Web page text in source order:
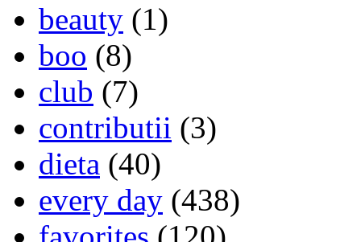
beauty (1)
boo (8)
club (7)
contributii (3)
dieta (40)
every day (438)